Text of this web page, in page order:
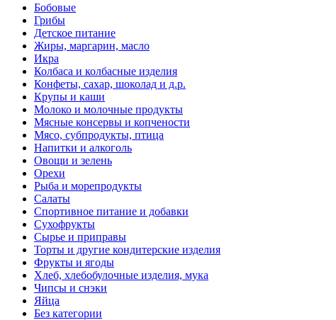
Бобовые
Грибы
Детское питание
Жиры, маргарин, масло
Икра
Колбаса и колбасные изделия
Конфеты, сахар, шоколад и д.р.
Крупы и каши
Молоко и молочные продукты
Мясные консервы и копчености
Мясо, субпродукты, птица
Напитки и алкоголь
Овощи и зелень
Орехи
Рыба и морепродукты
Салаты
Спортивное питание и добавки
Сухофрукты
Сырье и приправы
Торты и другие кондитерские изделия
Фрукты и ягоды
Хлеб, хлебобулочные изделия, мука
Чипсы и снэки
Яйца
Без категории